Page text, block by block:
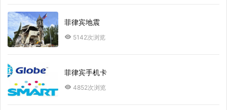
菲律宾地震
5142次浏览
菲律宾手机卡
4852次浏览